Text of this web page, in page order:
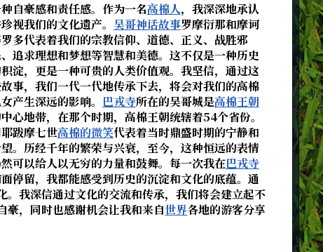
自豪感和责任感。作为一名高棉人，我深深地承认
视我们的文化遗产。 吴哥神话故事罗摩衍那和摩诃
多代表着我们的宗教信仰、道德、正义、战胜邪
追求理想和梦想等智慧和美德。这不仅是一种历史
淀，更是一种可贵的人类价值观。我坚信，通过这
事，我们一代一代地传承下去，将会对我们的高棉
产生深远的影响。 巴戎寺所在的吴哥城是高棉王朝
心地带，在那个时期，高棉王朝统辖着54个省份。
跋摩七世高棉的微笑代表着当时鼎盛时期的宁静和
。历经千年的繁荣与兴衰，至今，这种恒远的表情
可以给人以无穷的力量和鼓舞。每一次我在巴戎寺
停留，我都能感受到历史的沉淀和文化的底蕴。通
。我深信通过文化的交流和传承，我们将会建立起不
豪，同时也感谢机会让我和来自世界各地的游客分享